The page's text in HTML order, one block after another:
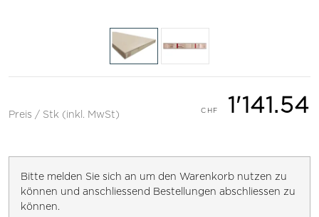
Preis / Stk (inkl. MwSt) 1'141.54
Bitte melden Sie sich an um den Warenkorb nutzen zu
können und anschliessend Bestellungen abschliessen zu
können.